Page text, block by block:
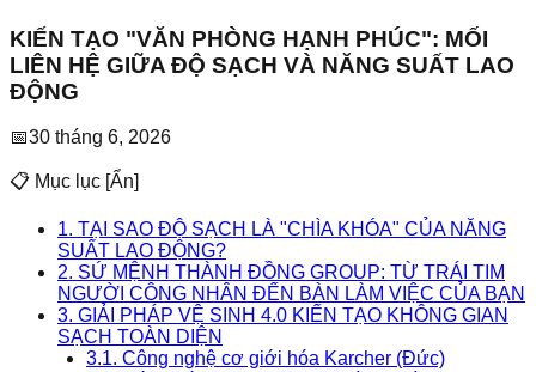
KIẾN TẠO "VĂN PHÒNG HẠNH PHÚC": MỐI
LIÊN HỆ GIỮA ĐỘ SẠCH VÀ NĂNG SUẤT LAO
ĐỘNG
📅30 tháng 6, 2026
📋 Mục lục [Ẩn]
1. TẠI SAO ĐỘ SẠCH LÀ "CHÌA KHÓA" CỦA NĂNG
SUẤT LAO ĐỘNG?
2. SỨ MỆNH THÀNH ĐỒNG GROUP: TỪ TRÁI TIM
NGƯỜI CÔNG NHÂN ĐẾN BÀN LÀM VIỆC CỦA BẠN
3. GIẢI PHÁP VỆ SINH 4.0 KIẾN TẠO KHÔNG GIAN
SẠCH TOÀN DIỆN
3.1. Công nghệ cơ giới hóa Karcher (Đức)